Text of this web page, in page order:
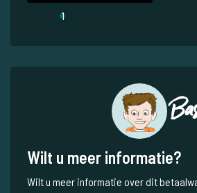
1
Wilt u meer informatie?
Wilt u meer informatie over dit